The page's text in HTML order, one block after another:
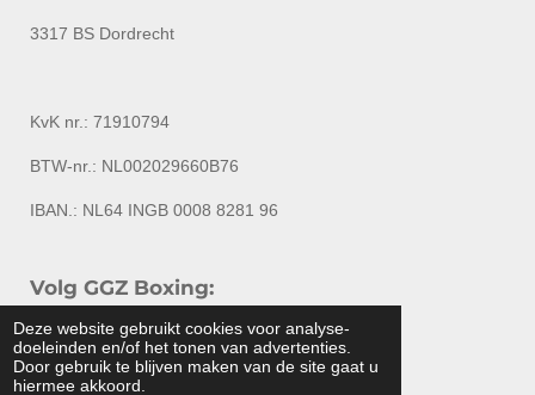
Deze website gebruikt cookies voor analyse-
doeleinden en/of het tonen van advertenties.
Door gebruik te blijven maken van de site gaat u
hiermee akkoord.
3317 BS Dordrecht
KvK nr.: 71910794
BTW-nr.: NL002029660B76
IBAN.: NL64 INGB 0008 8281 96
Volg GGZ Boxing:
L
i
n
F
a
c
I
n
s
Y
o